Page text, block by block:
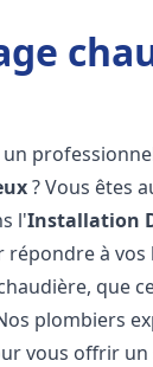
un
? Vous êtes
l'Installation
répondre à
que
plombiers
vous offrir